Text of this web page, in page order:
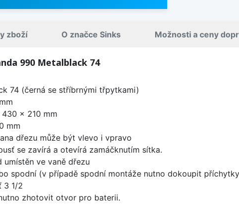
zboží O značce Sinks Možnosti a ceny
990 Metalblack 74
74 (černá se stříbrnými třpytkami)
x 210 mm
mm
dřezu může být vlevo i vpravo
se zavírá a otevírá zamáčknutím sítka.
umístěn ve vaně dřezu
spodní (v případě spodní montáže nutno dokoupit
3 1/2
zhotovit otvor pro baterii.